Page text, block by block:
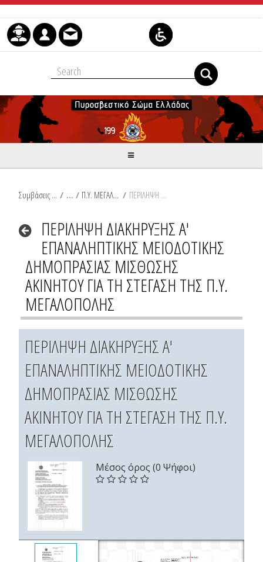
Μετάβαση στο περιεχόμενο
Συμβάσεις Διαβουλεύσεις Διαγωνισμοί / Π.Υ. ΜΕΓΑΛΟΠΟΛΗΣ / ΠΕΡΙΛΗΨΗ ΔΙΑΚΗΡΥΞΗΣ Α' ΕΠΑΝΑΛΗΠΤΙΚΗΣ ΜΕΙΟΔΟΤΙΚΗΣ ΔΗΜΟΠΡΑΣΙΑΣ ΜΙΣΘΩΣΗΣ ΑΚΙΝΗΤΟΥ ΓΙΑ ΤΗ ΣΤΕΓΑΣΗ ΤΗΣ Π.Υ. ΜΕΓΑΛΟΠΟΛΗΣ
ΠΕΡΙΛΗΨΗ ΔΙΑΚΗΡΥΞΗΣ Α'
ΕΠΑΝΑΛΗΠΤΙΚΗΣ ΜΕΙΟΔΟΤΙΚΗΣ
ΔΗΜΟΠΡΑΣΙΑΣ ΜΙΣΘΩΣΗΣ
ΑΚΙΝΗΤΟΥ ΓΙΑ ΤΗ ΣΤΕΓΑΣΗ ΤΗΣ Π.Υ.
ΜΕΓΑΛΟΠΟΛΗΣ
ΠΕΡΙΛΗΨΗ ΔΙΑΚΗΡΥΞΗΣ Α'
ΕΠΑΝΑΛΗΠΤΙΚΗΣ ΜΕΙΟΔΟΤΙΚΗΣ
ΔΗΜΟΠΡΑΣΙΑΣ ΜΙΣΘΩΣΗΣ
ΑΚΙΝΗΤΟΥ ΓΙΑ ΤΗ ΣΤΕΓΑΣΗ ΤΗΣ Π.Υ.
ΜΕΓΑΛΟΠΟΛΗΣ
Μέσος όρος (0 Ψήφοι)